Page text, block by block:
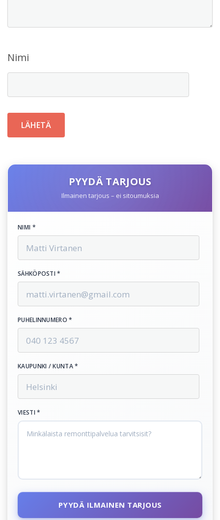
Nimi
PYYDÄ TARJOUS
Ilmainen tarjous – ei sitoumuksia
NIMI *
SÄHKÖPOSTI *
PUHELINNUMERO *
KAUPUNKI / KUNTA *
VIESTI *
PYYDÄ ILMAINEN TARJOUS